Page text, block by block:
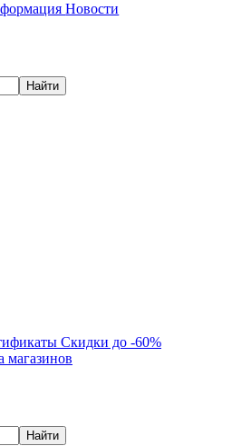
Новости
Найти
Скидки до -60%
магазинов
Найти